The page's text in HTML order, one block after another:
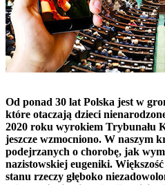
Od ponad 30 lat Polska jest w
które otaczają dzieci
2020 roku wyrokiem Trybunału
jeszcze wzmocniono. W naszym
podejrzanych o chorobę, jak
nazistowskiej eugeniki.
stanu rzeczy głęboko